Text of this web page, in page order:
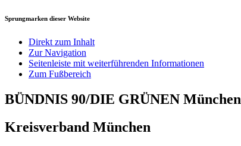
Sprungmarken dieser Website
Direkt zum Inhalt
Zur Navigation
Seitenleiste mit weiterführenden Informationen
Zum Fußbereich
BÜNDNIS 90/DIE GRÜNEN München
Kreisverband München